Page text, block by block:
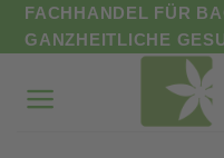
Zum
Inhalt
FACHHANDEL FÜR
GANZHEITLICHE